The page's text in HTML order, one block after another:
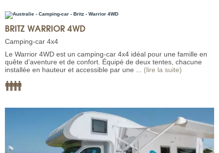
BRITZ WARRIOR 4WD
Camping-car 4x4
Le Warrior 4WD est un camping-car 4x4 idéal pour une famille en
quête d’aventure et de confort. Équipé de deux tentes, chacune
installée en hauteur et accessible par une ... (lire la suite)